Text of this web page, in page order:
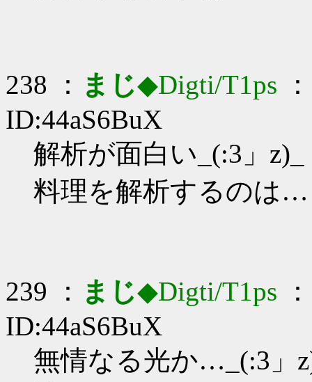
238 ： まじ◆Digti/T1ps
ID:44aS6BuX
解析が面白い_(:3」z)_
料理を解析するのは…
239 ： まじ◆Digti/T1ps
ID:44aS6BuX
無情なる光か…_(:3」